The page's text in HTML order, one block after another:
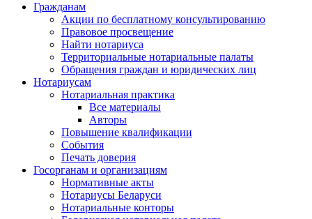
Гражданам
Акции по бесплатному консультированию
Правовое просвещение
Найти нотариуса
Территориальные нотариальные палаты
Обращения граждан и юридических лиц
Нотариусам
Нотариальная практика
Все материалы
Авторы
Повышение квалификации
События
Печать доверия
Госорганам и организациям
Нормативные акты
Нотариусы Беларуси
Нотариальные конторы